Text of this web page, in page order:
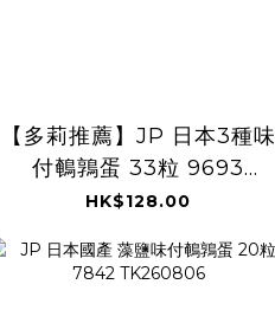
【多莉推薦】JP 日本3種味
付鵪鶉蛋 33粒 9693
TK260805
HK$128.00